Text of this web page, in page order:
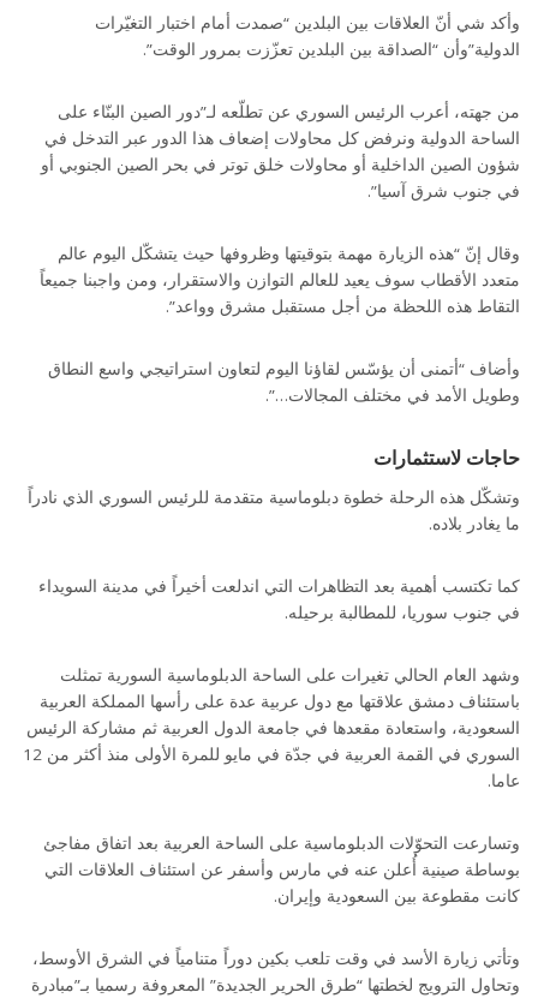
وأكد شي أنّ العلاقات بين البلدين “صمدت أمام اختبار التغيّرات
الدولية”وأن “الصداقة بين البلدين تعزّزت بمرور الوقت”.
من جهته، أعرب الرئيس السوري عن تطلّعه لـ”دور الصين البنّاء على
الساحة الدولية ونرفض كل محاولات إضعاف هذا الدور عبر التدخل في
شؤون الصين الداخلية أو محاولات خلق توتر في بحر الصين الجنوبي أو
في جنوب شرق آسيا”.
وقال إنّ “هذه الزيارة مهمة بتوقيتها وظروفها حيث يتشكّل اليوم عالم
متعدد الأقطاب سوف يعيد للعالم التوازن والاستقرار، ومن واجبنا جميعاً
التقاط هذه اللحظة من أجل مستقبل مشرق وواعد”.
وأضاف “أتمنى أن يؤسّس لقاؤنا اليوم لتعاون استراتيجي واسع النطاق
وطويل الأمد في مختلف المجالات…”.
حاجات لاستثمارات
وتشكّل هذه الرحلة خطوة دبلوماسية متقدمة للرئيس السوري الذي نادراً
ما يغادر بلاده.
كما تكتسب أهمية بعد التظاهرات التي اندلعت أخيراً في مدينة السويداء
في جنوب سوريا، للمطالبة برحيله.
وشهد العام الحالي تغيرات على الساحة الدبلوماسية السورية تمثلت
باستئناف دمشق علاقتها مع دول عربية عدة على رأسها المملكة العربية
السعودية، واستعادة مقعدها في جامعة الدول العربية ثم مشاركة الرئيس
السوري في القمة العربية في جدّة في مايو للمرة الأولى منذ أكثر من 12
عاما.
وتسارعت التحوّلات الدبلوماسية على الساحة العربية بعد اتفاق مفاجئ
بوساطة صينية أُعلن عنه في مارس وأسفر عن استئناف العلاقات التي
كانت مقطوعة بين السعودية وإيران.
وتأتي زيارة الأسد في وقت تلعب بكين دوراً متنامياً في الشرق الأوسط،
وتحاول الترويج لخطتها “طرق الحرير الجديدة” المعروفة رسميا بـ”مبادرة